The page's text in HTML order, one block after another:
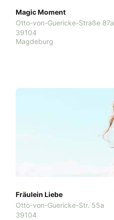
Magic Moment
Otto-von-Guericke-Straße 87a
39104
Magdeburg
Fräulein Liebe
Otto-von-Guericke-Str. 55a
39104